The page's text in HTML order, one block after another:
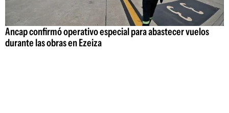
Ancap confirmó operativo especial para abastecer vuelos
durante las obras en Ezeiza